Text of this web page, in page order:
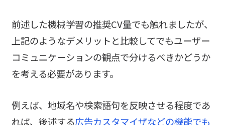
前述した機械学習の推奨CV量でも触れましたが、
上記のようなデメリットと比較してでもユーザー
コミュニケーションの観点で分けるべきかどうか
を考える必要があります。
例えば、地域名や検索語句を反映させる程度であ
れば、後述する広告カスタマイザなどの機能でも